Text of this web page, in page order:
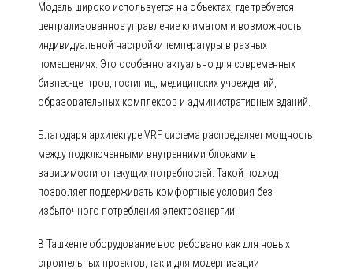
Модель широко используется на объектах, где требуется
централизованное управление климатом и возможность
индивидуальной настройки температуры в разных
помещениях. Это особенно актуально для современных
бизнес-центров, гостиниц, медицинских учреждений,
образовательных комплексов и административных зданий.
Благодаря архитектуре VRF система распределяет мощность
между подключенными внутренними блоками в
зависимости от текущих потребностей. Такой подход
позволяет поддерживать комфортные условия без
избыточного потребления электроэнергии.
В Ташкенте оборудование востребовано как для новых
строительных проектов, так и для модернизации